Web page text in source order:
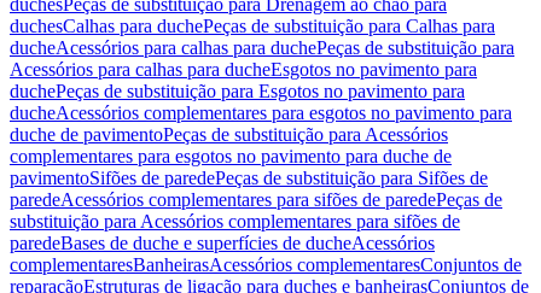
duchesPeças de substituição para Drenagem ao chão para
duchesCalhas para duchePeças de substituição para Calhas para
ducheAcessórios para calhas para duchePeças de substituição para
Acessórios para calhas para ducheEsgotos no pavimento para
duchePeças de substituição para Esgotos no pavimento para
ducheAcessórios complementares para esgotos no pavimento para
duche de pavimentoPeças de substituição para Acessórios
complementares para esgotos no pavimento para duche de
pavimentoSifões de paredePeças de substituição para Sifões de
paredeAcessórios complementares para sifões de paredePeças de
substituição para Acessórios complementares para sifões de
paredeBases de duche e superfícies de ducheAcessórios
complementaresBanheirasAcessórios complementaresConjuntos de
reparaçãoEstruturas de ligação para duches e banheirasConjuntos de